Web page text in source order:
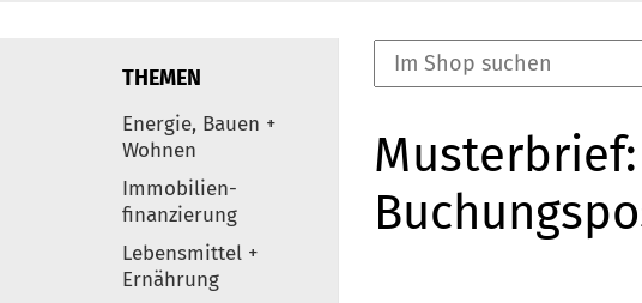
Elemente
THEMEN
Energie, Bauen +
Wohnen
Immobilien-
finanzierung
Lebensmittel +
Ernährung